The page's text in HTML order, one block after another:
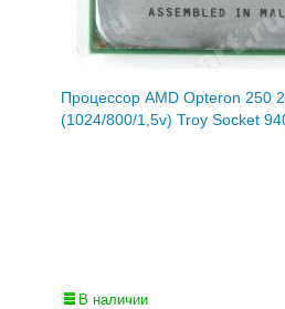
Процессор AMD Opteron 250
(1024/800/1,5v) Troy Socket
В наличии